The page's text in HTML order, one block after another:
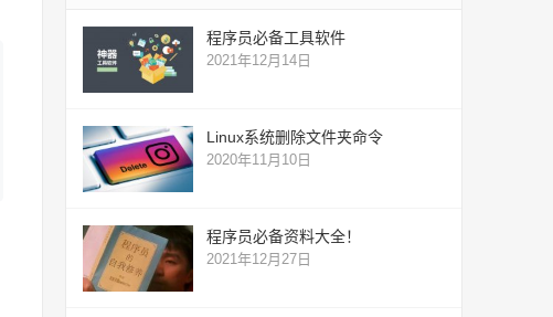
程序员必备工具软件
2021年12月14日
Linux系统删除文件夹命令
2020年11月10日
程序员必备资料大全！
2021年12月27日